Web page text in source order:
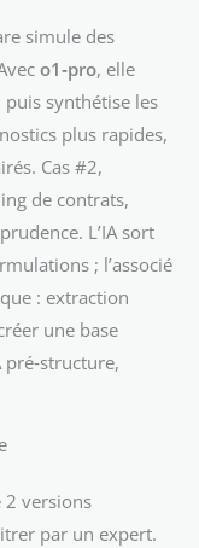
simule des
o1‑pro, elle
puis synthétise les
plus rapides,
Cas #2,
de contrats,
L’IA sort
; l’associé
: extraction
une base
2 versions
par un expert.